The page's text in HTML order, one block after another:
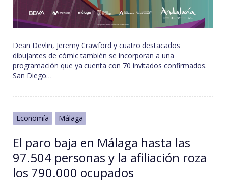
Dean Devlin, Jeremy Crawford y cuatro destacados
dibujantes de cómic también se incorporan a una
programación que ya cuenta con 70 invitados confirmados.
San Diego…
Economía Málaga
El paro baja en Málaga hasta las
97.504 personas y la afiliación roza
los 790.000 ocupados